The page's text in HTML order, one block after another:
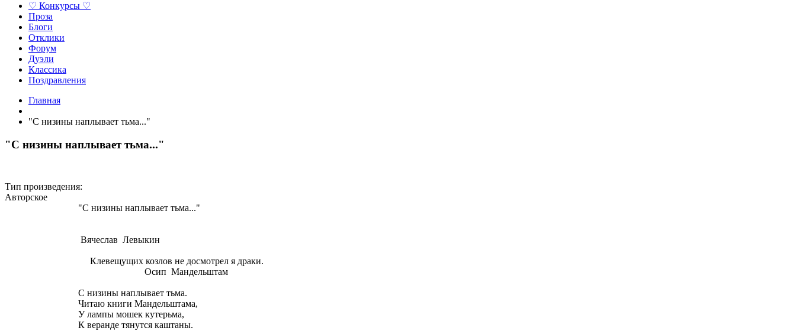
♡ Конкурсы ♡
Проза
Блоги
Отклики
Форум
Дуэли
Классика
Поздравления
Главная
"С низины наплывает тьма..."
"С низины наплывает тьма..."
Тип произведения:
Авторское
"С низины наплывает тьма..."
Вячеслав Левыкин
Клевещущих козлов не досмотрел я драки.
Осип Мандельштам
С низины наплывает тьма.
Читаю книги Мандельштама,
У лампы мошек кутерьма,
К веранде тянутся каштаны.